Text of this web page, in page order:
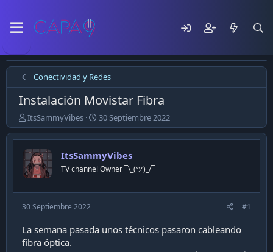
Conectividad y Redes
Instalación Movistar Fibra
E
m
p
e
z
ó
l
t
e
m
a
ItsSammyVibes
F
e
c
a
d
p
b
l
30 Septiembre 2022
ItsSammyVibes
TV channel Owner ¯\_(ツ)_/¯
30 Septiembre 2022 #1
La semana pasada unos técnicos pasaron cableando
fibra óptica.